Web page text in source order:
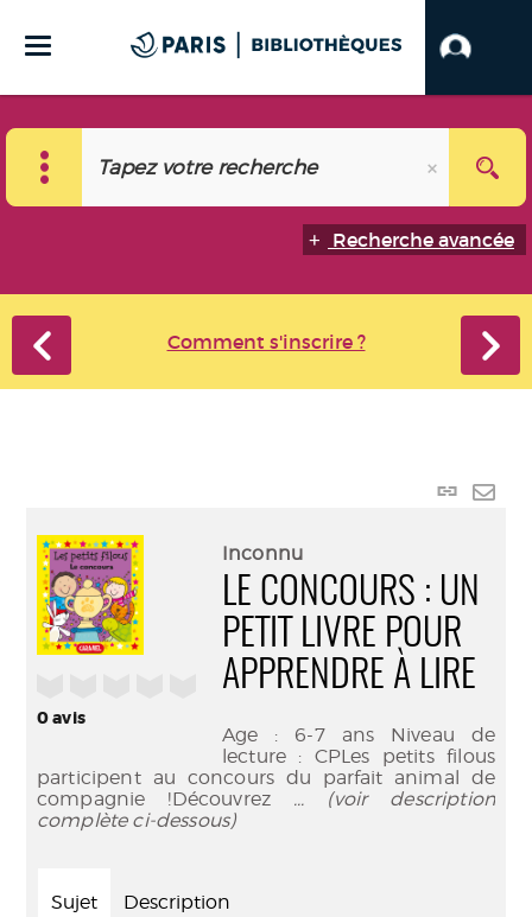
Recherche avancée
Comment s'inscrire ?
Lien
0avis
Inconnu
LE CONCOURS : UN
PETIT LIVRE POUR
APPRENDRE À LIRE
Age : 6-7 ans Niveau de
lecture : CPLes petits filous
participent au concours du parfait animal de
compagnie !Découvrez ... (voir description
complète ci-dessous)
Sujet Description